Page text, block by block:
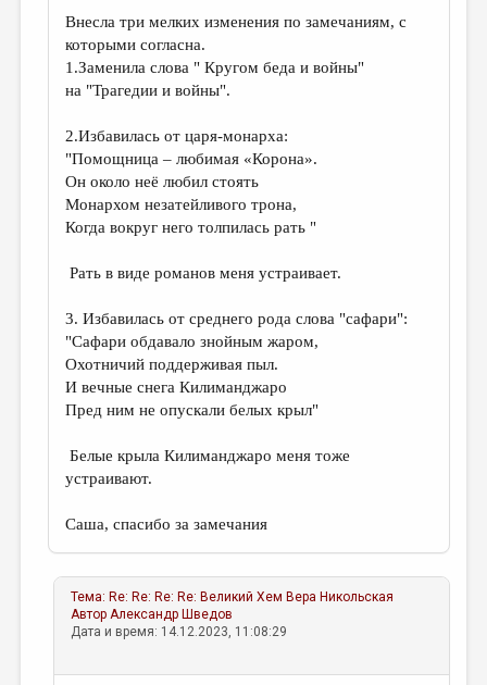
Внесла три мелких изменения по замечаниям, с
которыми согласна.
1.Заменила слова " Кругом беда и войны"
на "Трагедии и войны".
2.Избавилась от царя-монарха:
"Помощница – любимая «Корона».
Он около неё любил стоять
Монархом незатейливого трона,
Когда вокруг него толпилась рать "
Рать в виде романов меня устраивает.
3. Избавилась от среднего рода слова "сафари":
"Cафари обдавало знойным жаром,
Охотничий поддерживая пыл.
И вечные снега Килиманджаро
Пред ним не опускали белых крыл"
Белые крыла Килиманджаро меня тоже
устраивают.
Саша, спасибо за замечания
Тема: Re: Re: Re: Re: Великий Хем Вера Никольская
АвторАлександр Шведов
Дата и время: 14.12.2023, 11:08:29